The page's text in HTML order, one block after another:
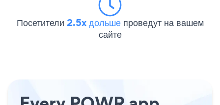
Посетители 2.5x дольше проведут на вашем
сайте